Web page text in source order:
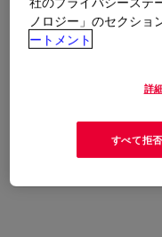
product should be
concentration with
without dye or in
ノロジー」のセクショ
ートメント
詳
すべて拒否